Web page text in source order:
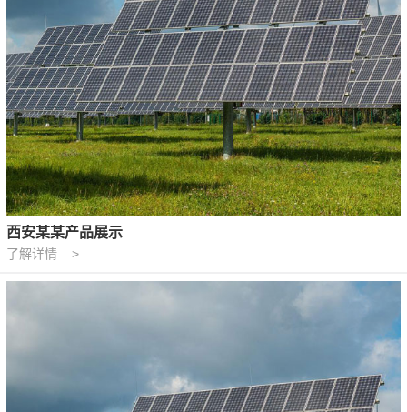
西安某某产品展示
了解详情 >